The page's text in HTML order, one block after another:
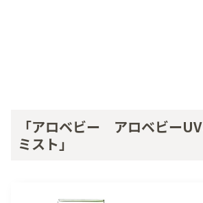
「アロベビー アロベビー
ミスト」